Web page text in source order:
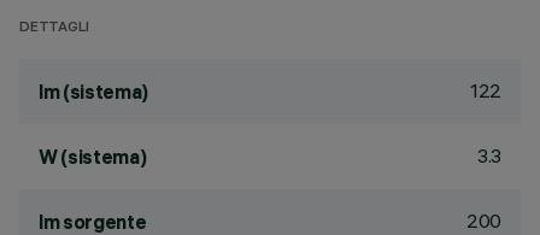
DETTAGLI
lm (sistema) 122
W (sistema) 3.3
lm sorgente 200